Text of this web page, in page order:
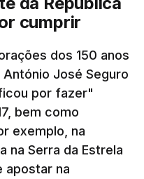
cumprir
dos 150 anos
José Seguro
por fazer"
bem como
exemplo, na
na Serra da Estrela
apostar na